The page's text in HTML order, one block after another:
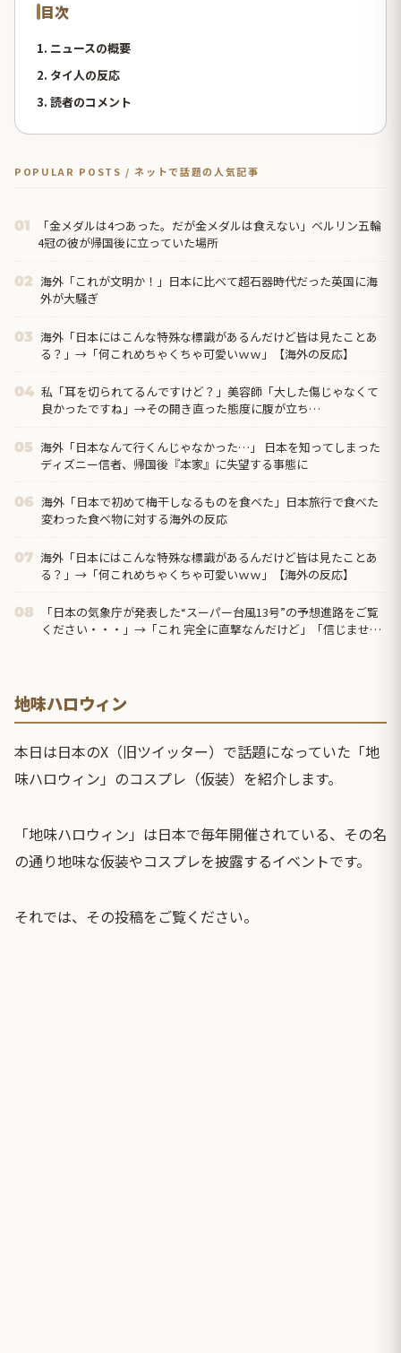
目次
1. ニュースの概要
2. タイ人の反応
3. 読者のコメント
POPULAR POSTS / ネットで話題の人気記事
01
「金メダルは4つあった。だが金メダルは食えない」ベルリン五輪
4冠の彼が帰国後に立っていた場所
02 海外「これが文明か！」日本に比べて超石器時代だった英国に海
外が大騒ぎ
03 海外「日本にはこんな特殊な標識があるんだけど皆は見たことあ
る？」→「何これめちゃくちゃ可愛いｗｗ」【海外の反応】
04 私「耳を切られてるんですけど？」美容師「大した傷じゃなくて
良かったですね」→その開き直った態度に腹が立ち…
05 海外「日本なんて行くんじゃなかった…」 日本を知ってしまった
ディズニー信者、帰国後『本家』に失望する事態に
06 海外「日本で初めて梅干しなるものを食べた」日本旅行で食べた
変わった食べ物に対する海外の反応
07 海外「日本にはこんな特殊な標識があるんだけど皆は見たことあ
る？」→「何これめちゃくちゃ可愛いｗｗ」【海外の反応】
08
「日本の気象庁が発表した“スーパー台風13号”の予想進路をご覧
ください・・・」→「これ 完全に直撃なんだけど」「信じません
地味ハロウィン
本日は日本のX（旧ツイッター）で話題になっていた「地
味ハロウィン」のコスプレ（仮装）を紹介します。
「地味ハロウィン」は日本で毎年開催されている、その名
の通り地味な仮装やコスプレを披露するイベントです。
それでは、その投稿をご覧ください。